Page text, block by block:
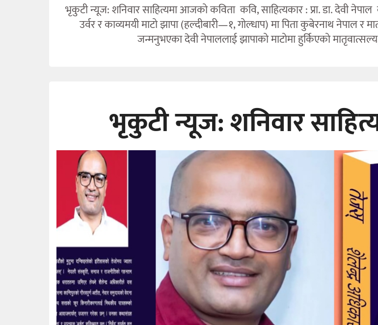
भृकुटी न्यूज: शनिवार साहित्यमा आजको कविता कवि, साहित्यकार : प्रा. डा. देवी
उर्वर र काव्यमयी माटो झापा (हल्दीबारी—१, गोल्धाप) मा पिता कुबेरनाथ नेपाल
जन्मनुभएका देवी नेपाललाई झापाको माटोमा हुर्किएको
भृकुटी न्यूज: शनिवार